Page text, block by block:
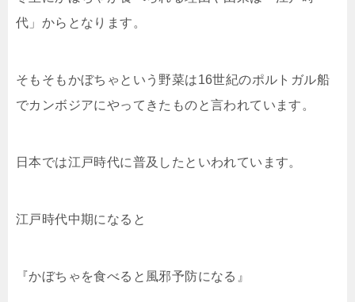
代」からとなります。
そもそもかぼちゃという野菜は16世紀のポルトガル船
でカンボジアにやってきたものと言われています。
日本では江戸時代に普及したといわれています。
江戸時代中期になると
『かぼちゃを食べると風邪予防になる』